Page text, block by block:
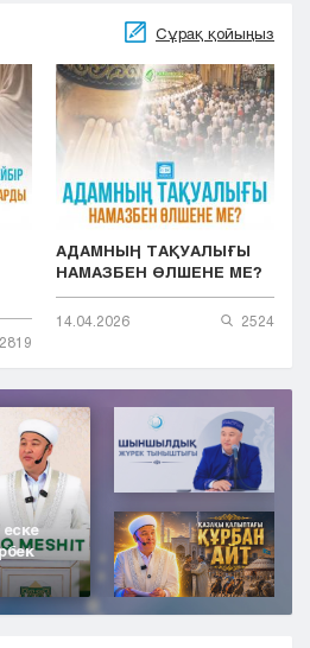
Сұрақ қойыңыз
2819
АДАМНЫҢ ТАҚУАЛЫҒЫ
НАМАЗБЕН ӨЛШЕНЕ МЕ?
14.04.2026 2524